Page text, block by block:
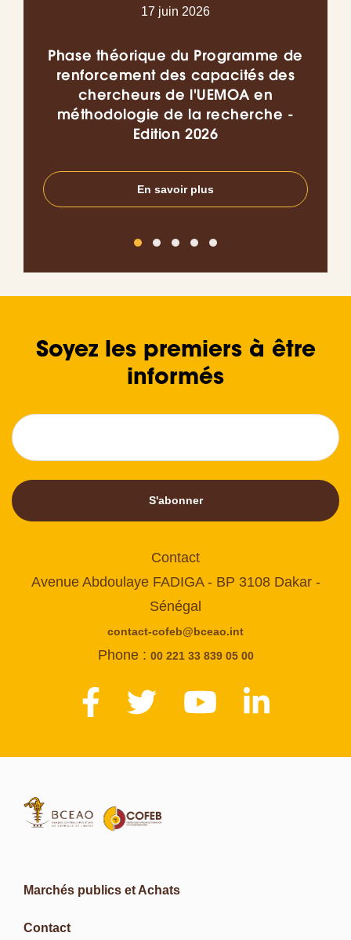
17 juin 2026
Phase théorique du Programme de
renforcement des capacités des
chercheurs de l'UEMOA en
méthodologie de la recherche -
Edition 2026
En savoir plus
Soyez les premiers à être
informés
S'abonner
Contact
Avenue Abdoulaye FADIGA - BP 3108 Dakar -
Sénégal
contact-cofeb@bceao.int
Phone : 00 221 33 839 05 00
Marchés publics et Achats
Contact